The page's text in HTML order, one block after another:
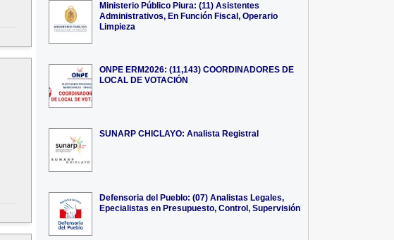
Ministerio Público Piura: (11) Asistentes
Administrativos, En Función Fiscal, Operario
Limpieza
ONPE ERM2026: (11,143) COORDINADORES DE
LOCAL DE VOTACIÓN
SUNARP CHICLAYO: Analista Registral
Defensoria del Pueblo: (07) Analistas Legales,
Epecialistas en Presupuesto, Control, Supervisión